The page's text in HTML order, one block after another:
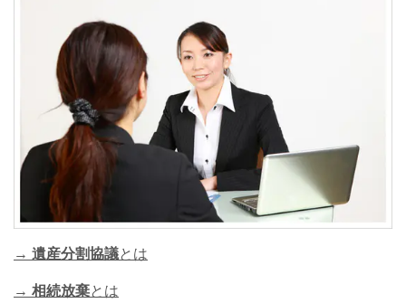
→ 遺産分割協議とは
→ 相続放棄とは